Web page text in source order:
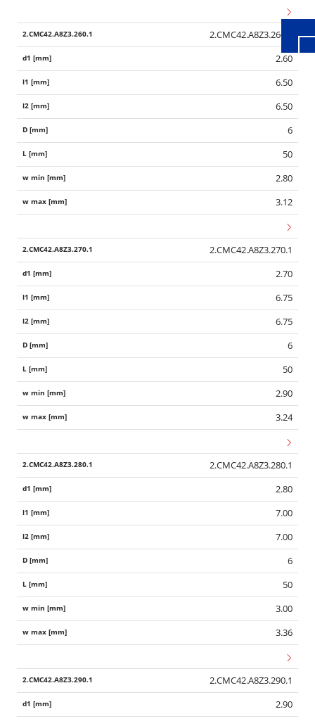
2.CMC42.A8Z3.260.1
2.60
6.50
6.50
6
50
2.80
3.12
2.CMC42.A8Z3.270.1
2.70
6.75
6.75
6
50
2.90
3.24
2.CMC42.A8Z3.280.1
2.80
7.00
7.00
6
50
3.00
3.36
2.CMC42.A8Z3.290.1
2.90